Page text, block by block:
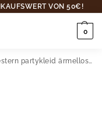
VON 50€!
0
partykleid ärmellos mit gürtel